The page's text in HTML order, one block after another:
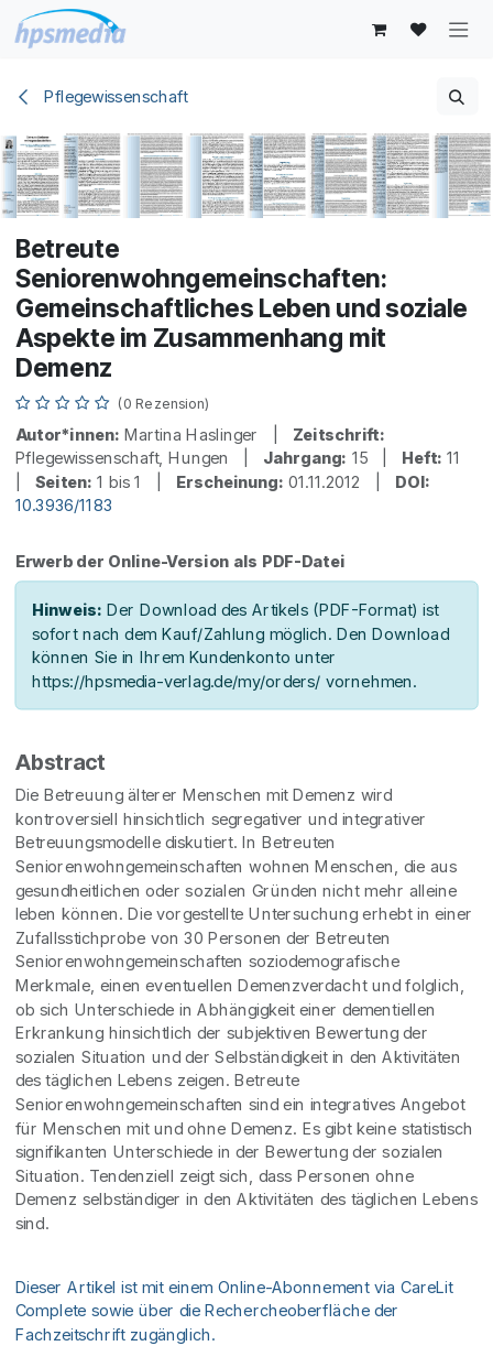
Zum Inhalt springen
Pflegewissenschaft
Betreute
Seniorenwohngemeinschaften:
Gemeinschaftliches Leben und soziale
Aspekte im Zusammenhang mit
Demenz
(0 Rezension)
Autor*innen: Martina Haslinger | Zeitschrift:
Pflegewissenschaft, Hungen | Jahrgang: 15 | Heft: 11
Seiten: 1 bis 1 | Erscheinung: 01.11.2012 | DOI:
10.3936/1183
Erwerb der Online-Version als PDF-Datei
Hinweis: Der Download des Artikels (PDF-Format) ist
sofort nach dem Kauf/Zahlung möglich. Den Download
können Sie in Ihrem Kundenkonto unter
https://hpsmedia-verlag.de/my/orders/ vornehmen.
Abstract
Die Betreuung älterer Menschen mit Demenz wird
kontroversiell hinsichtlich segregativer und integrativer
Betreuungsmodelle diskutiert. In Betreuten
Seniorenwohngemeinschaften wohnen Menschen, die aus
gesundheitlichen oder sozialen Gründen nicht mehr alleine
leben können. Die vorgestellte Untersuchung erhebt in einer
Zufallsstichprobe von 30 Personen der Betreuten
Seniorenwohngemeinschaften soziodemografische
Merkmale, einen eventuellen Demenzverdacht und folglich,
ob sich Unterschiede in Abhängigkeit einer dementiellen
Erkrankung hinsichtlich der subjektiven Bewertung der
sozialen Situation und der Selbständigkeit in den Aktivitäten
des täglichen Lebens zeigen. Betreute
Seniorenwohngemeinschaften sind ein integratives Angebot
für Menschen mit und ohne Demenz. Es gibt keine statistisch
signifikanten Unterschiede in der Bewertung der sozialen
Situation. Tendenziell zeigt sich, dass Personen ohne
Demenz selbständiger in den Aktivitäten des täglichen Lebens
sind.
Dieser Artikel ist mit einem Online-Abonnement via CareLit
Complete sowie über die Rechercheoberfläche der
Fachzeitschrift zugänglich.